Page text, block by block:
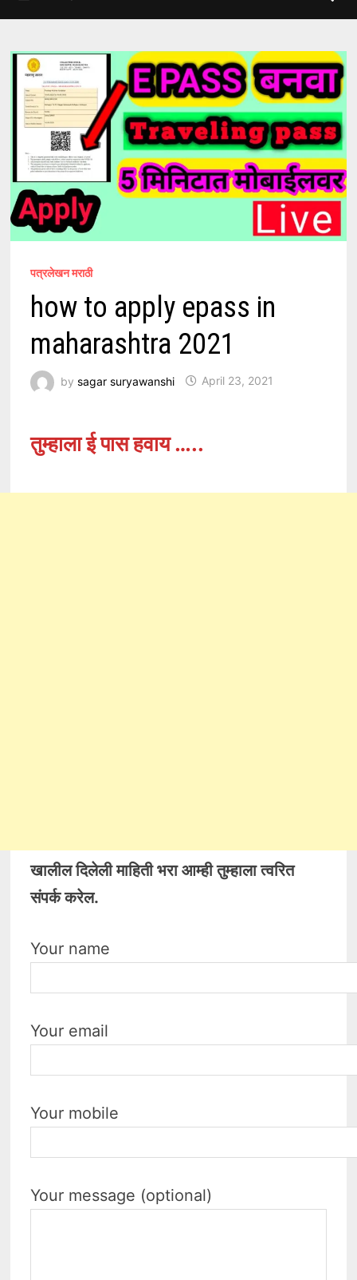
पत्रलेखन मराठी
how to apply epass in
maharashtra 2021
by sagar suryawanshi April 23, 2021
तुम्हाला ई पास हवाय …..
खालील दिलेली माहिती भरा आम्ही तुम्हाला त्वरित
संपर्क करेल.
Your name
Your email
Your mobile
Your message (optional)